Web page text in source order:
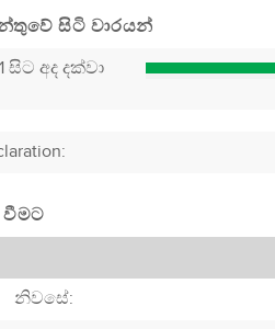
සිටි වාරයන්
සිට අද දක්වා
:
නිවසේ: